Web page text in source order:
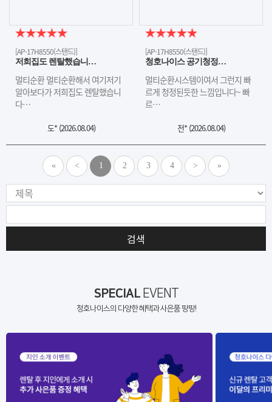
[AP-17H8550(스탠드)]
저희집도 렌탈했습니…
멀티순환 멀티순환해서 여기저기
알아보다가 저희집도 렌탈했습니
다…
도* (2026.08.04)
[AP-17H8550(스탠드)]
청호나이스 공기청정…
멀티순환시스템이여서 그런지 빠
르게 청정된듯한 느낌입니다~ 빠
르…
전* (2026.08.04)
« < 1 2 3 4 > »
검색
SPECIALEVENT
청호나이스의 다양한 혜택과 사은품 팡팡!